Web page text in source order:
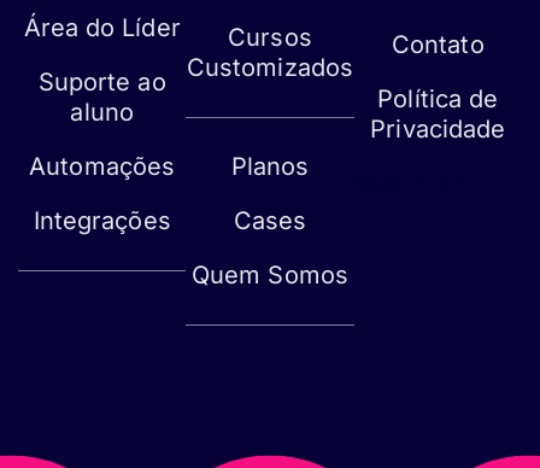
Área do Líder
Suporte ao
aluno
Automações
Integrações
Cursos
Customizados
Planos
Cases
Quem Somos
Contato
Política de
Privacidade